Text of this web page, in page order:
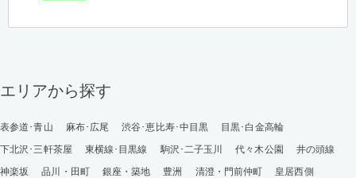
エリアから探す
表参道･青山 麻布･広尾 渋谷･恵比寿･中目黒
目黒･白金高輪
下北沢･三軒茶屋
東横線･目黒線 駒沢･二子玉川 代々木公園
井の頭線
神楽坂
品川・田町 銀座・築地 豊洲 清澄・門前仲町
皇居西側